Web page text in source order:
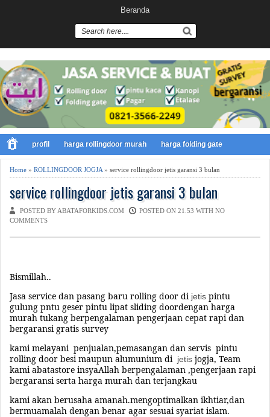
Beranda
profil harga rollingdoor murah harga folding gate
Home » ROLLINGDOOR JOGJA » service rollingdoor jetis garansi 3 bulan
service rollingdoor jetis garansi 3 bulan
POSTED BY ABATAFORKIDS.COM POSTED ON 21.53 WITH NO
COMMENTS
Bismillah..
Jasa service dan pasang baru rolling door di jetis pintu
gulung pntu geser pintu lipat sliding doordengan harga
murah tukang berpengalaman pengerjaan cepat rapi dan
bergaransi gratis survey
kami melayani penjualan,pemasangan dan servis pintu
rolling door besi maupun alumunium di
jetis jogja, Team
kami abatastore insyaAllah berpengalaman ,pengerjaan rapi
bergaransi serta harga murah dan terjangkau
kami akan berusaha amanah.mengoptimalkan ikhtiar,dan
bermuamalah dengan benar agar sesuai syariat islam.